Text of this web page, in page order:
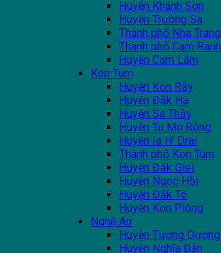
Huyện Khánh Sơn
Huyện Trường Sa
Thành phố Nha Trang
Thành phố Cam Ranh
Huyện Cam Lâm
Kon Tum
Huyện Kon Rẫy
Huyện Đắk Hà
Huyện Sa Thầy
Huyện Tu Mơ Rông
Huyện Ia H' Drai
Thành phố Kon Tum
Huyện Đắk Glei
Huyện Ngọc Hồi
Huyện Đắk Tô
Huyện Kon Plông
Nghệ An
Huyện Tương Dương
Huyện Nghĩa Đàn